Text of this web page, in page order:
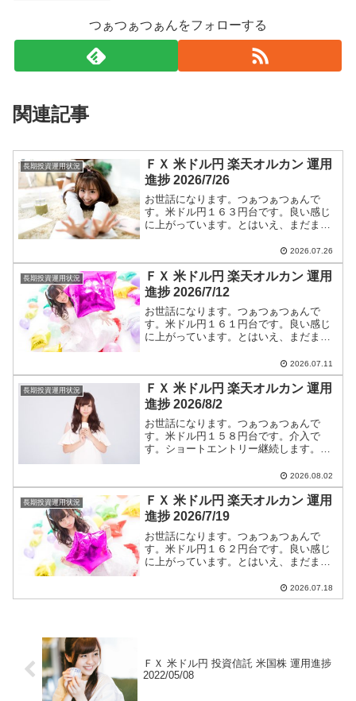
つぁつぁつぁんをフォローする
関連記事
長期投資運用状況
ＦＸ 米ドル円 楽天オルカン 運用
進捗 2026/7/26
お世話になります。つぁつぁつぁんで
す。米ドル円１６３円台です。良い感じ
に上がっています。とはいえ、まだまだ
す。米ドル円ショートエントリー手法と
今後のつぁつぁつぁん戦略は【米ドル
円】に全て書いています。
2026.07.26
長期投資運用状況
ＦＸ 米ドル円 楽天オルカン 運用
進捗 2026/7/12
お世話になります。つぁつぁつぁんで
す。米ドル円１６１円台です。良い感じ
に上がっています。とはいえ、まだまだ
す。米ドル円ショートエントリー手法と
今後のつぁつぁつぁん戦略は【米ドル
円】に全て書いています。
2026.07.11
長期投資運用状況
ＦＸ 米ドル円 楽天オルカン 運用
進捗 2026/8/2
お世話になります。つぁつぁつぁんで
す。米ドル円１５８円台です。介入で
す。ショートエントリー継続します。米
つぁつぁつぁん戦略は【米ドル円】に全
て書いています。
2026.08.02
長期投資運用状況
ＦＸ 米ドル円 楽天オルカン 運用
進捗 2026/7/19
お世話になります。つぁつぁつぁんで
す。米ドル円１６２円台です。良い感じ
に上がっています。とはいえ、まだまだ
す。米ドル円ショートエントリー手法と
今後のつぁつぁつぁん戦略は【米ドル
2026.07.18
ＦＸ 米ドル円 投資信託 米国株 運用進捗
2022/05/08